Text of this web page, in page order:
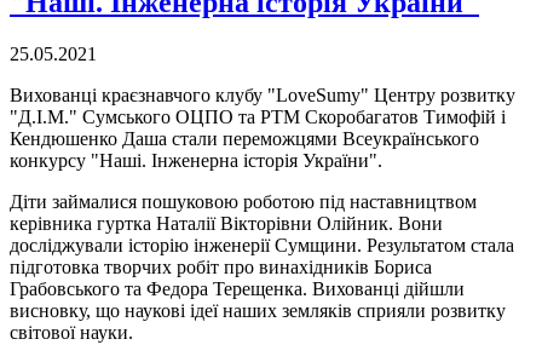
25.05.2021
Вихованці краєзнавчого клубу "LoveSumy" Центру розвитку
"Д.І.М." Сумського ОЦПО та РТМ Скоробагатов Тимофій і
Кендюшенко Даша стали переможцями Всеукраїнського
конкурсу "Наші. Інженерна історія України".
Діти займалися пошуковою роботою під наставництвом
керівника гуртка Наталії Вікторівни Олійник. Вони
досліджували історію інженерії Сумщини. Результатом стала
підготовка творчих робіт про винахідників Бориса
Грабовського та Федора Терещенка. Вихованці дійшли
висновку, що наукові ідеї наших земляків сприяли розвитку
світової науки.